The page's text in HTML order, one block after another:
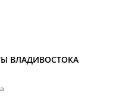
ВЛАДИВОСТОКА